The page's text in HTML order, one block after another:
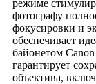
режиме
фотографу
фокусировки и
обеспечивает
байонетом
гарантирует
объектива,